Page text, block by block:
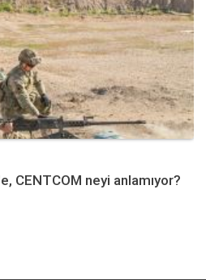
Politikası ve 2023 Senaryoları